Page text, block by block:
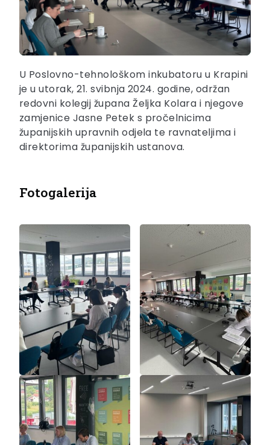
U Poslovno-tehnološkom inkubatoru u Krapini
je u utorak, 21. svibnja 2024. godine, održan
redovni kolegij župana Željka Kolara i njegove
zamjenice Jasne Petek s pročelnicima
županijskih upravnih odjela te ravnateljima i
direktorima županijskih ustanova.
Fotogalerija